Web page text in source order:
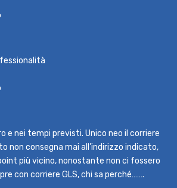
e nei tempi previsti. Unico neo il corriere
non consegna mai all’indirizzo indicato,
più vicino, nonostante non ci fossero
con corriere GLS, chi sa perché…….